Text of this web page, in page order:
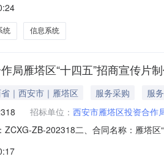
业太古汇香港兴业中心一座22楼联系
统 信息系统
局雁塔区“十四五”招商宣传片
｜西安市｜雁塔区 服务采购
服务
招标单位： 西安市雁塔区投资合作
ZCXG-ZB-202318二、合同名称：雁塔
堡park6幢2单元1003室联系方式：